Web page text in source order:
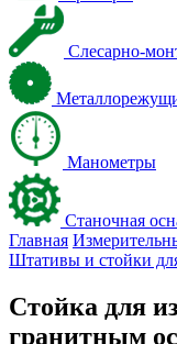
Слесарно-
Манометры
Станочная
Главная
Штативы и стойки
Стойка для
гранитным